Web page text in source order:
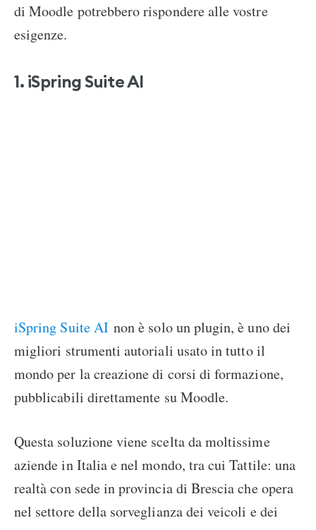
di Moodle potrebbero rispondere alle vostre
esigenze.
1. iSpring Suite AI
iSpring Suite AInon è solo un plugin, è uno dei
migliori strumenti autoriali usato in tutto il
mondo per la creazione di corsi di formazione,
pubblicabili direttamente su Moodle.
Questa soluzione viene scelta da moltissime
aziende in Italia e nel mondo, tra cui Tattile: una
realtà con sede in provincia di Brescia che opera
nel settore della sorveglianza dei veicoli e dei